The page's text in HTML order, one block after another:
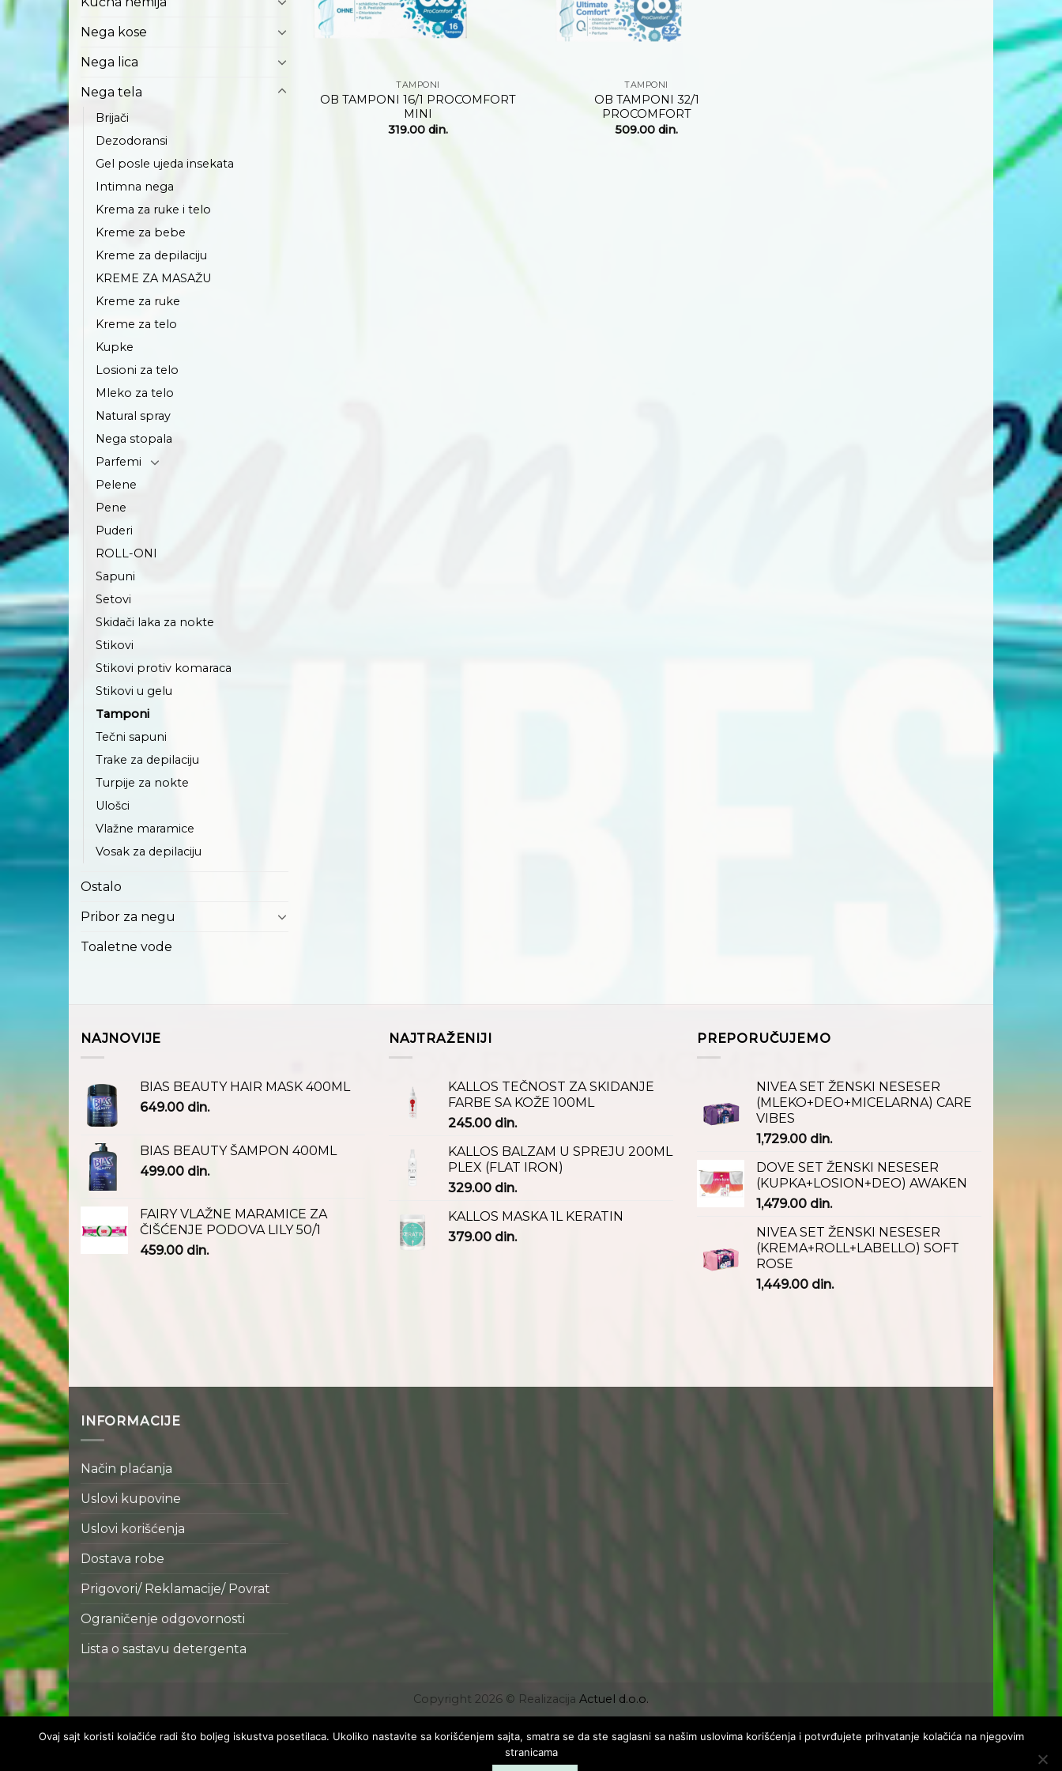
Nega kose
Nega lica
Nega tela
Brijači
Dezodoransi
Gel posle ujeda insekata
Intimna nega
Krema za ruke i telo
Kreme za bebe
Kreme za depilaciju
KREME ZA MASAŽU
Kreme za ruke
Kreme za telo
Kupke
Losioni za telo
Mleko za telo
Natural spray
Nega stopala
Parfemi
Pelene
Pene
Puderi
ROLL-ONI
Sapuni
Setovi
Skidači laka za nokte
Stikovi
Stikovi protiv komaraca
Stikovi u gelu
Tamponi
Tečni sapuni
Trake za depilaciju
Turpije za nokte
Ulošci
Vlažne maramice
Vosak za depilaciju
Ostalo
Pribor za negu
Toaletne vode
TAMPONI
OB TAMPONI 16/1 PROCOMFORT
MINI
319.00din.
TAMPONI
OB TAMPONI 32/1
PROCOMFORT
509.00din.
NAJNOVIJE
BIAS BEAUTY HAIR MASK 400ML
649.00 din.
BIAS BEAUTY ŠAMPON 400ML
499.00 din.
FAIRY VLAŽNE MARAMICE ZA
ČIŠĆENJE PODOVA LILY 50/1
459.00 din.
NAJTRAŽENIJI
KALLOS TEČNOST ZA SKIDANJE
FARBE SA KOŽE 100ML
245.00 din.
KALLOS BALZAM U SPREJU 200ML
PLEX (FLAT IRON)
329.00 din.
KALLOS MASKA 1L KERATIN
379.00 din.
PREPORUČUJEMO
NIVEA SET ŽENSKI NESESER
(MLEKO+DEO+MICELARNA) CARE
VIBES
1,729.00 din.
DOVE SET ŽENSKI NESESER
(KUPKA+LOSION+DEO) AWAKEN
1,479.00 din.
NIVEA SET ŽENSKI NESESER
(KREMA+ROLL+LABELLO) SOFT
ROSE
1,449.00 din.
INFORMACIJE
Način plaćanja
Uslovi kupovine
Uslovi korišćenja
Dostava robe
Prigovori/ Reklamacije/ Povrat
Ograničenje odgovornosti
Lista o sastavu detergenta
Copyright 2026 © Realizacija Actuel d.o.o.
Ovaj sajt koristi kolačiće radi što boljeg iskustva posetilaca. Ukoliko nastavite sa korišćenjem sajta, smatra se da ste saglasni sa našim uslovima korišćenja i potvrđujete prihvatanje kolačića na njegovim
stranicama